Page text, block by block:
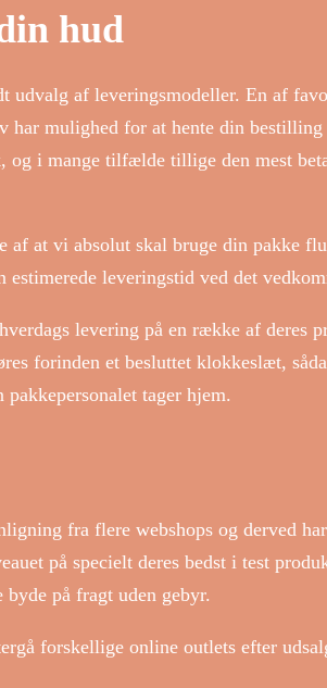
hud
udvalg af leveringsmodeller. En af
har mulighed for at hente din bestilling
og i mange tilfælde tillige den mest
at vi absolut skal bruge din pakke
leveringstid ved det
levering på en række af deres
forinden et besluttet klokkeslæt,
tager hjem.
fra flere webshops og derved
på specielt deres bedst i test
på fragt uden gebyr.
forskellige online outlets efter